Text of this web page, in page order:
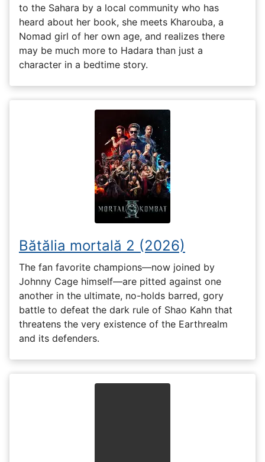
to the Sahara by a local community who has
heard about her book, she meets Kharouba, a
Nomad girl of her own age, and realizes there
may be much more to Hadara than just a
character in a bedtime story.
Bătălia mortală 2 (2026)
The fan favorite champions—now joined by
Johnny Cage himself—are pitted against one
another in the ultimate, no-holds barred, gory
battle to defeat the dark rule of Shao Kahn that
threatens the very existence of the Earthrealm
and its defenders.